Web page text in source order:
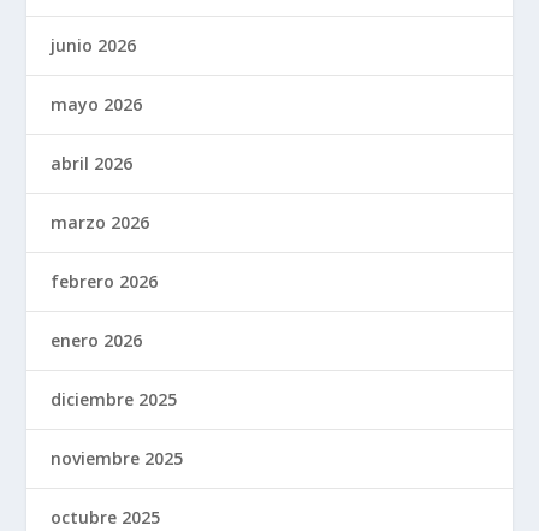
junio 2026
mayo 2026
abril 2026
marzo 2026
febrero 2026
enero 2026
diciembre 2025
noviembre 2025
octubre 2025